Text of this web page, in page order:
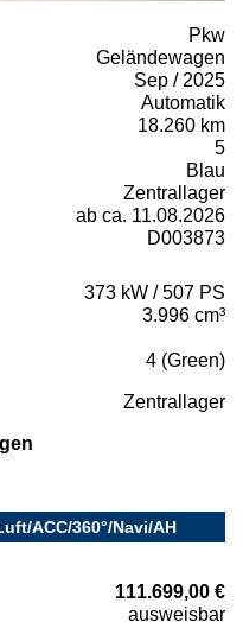
Pkw
Geländewagen
Sep / 2025
Automatik
18.260 km
5
Blau
Zentrallager
ab ca. 11.08.2026
D003873
373 kW / 507 PS
3.996 cm³
4 (Green)
Zentrallager
ACC/360°/Navi/AH
111.699,00 €
ausweisbar